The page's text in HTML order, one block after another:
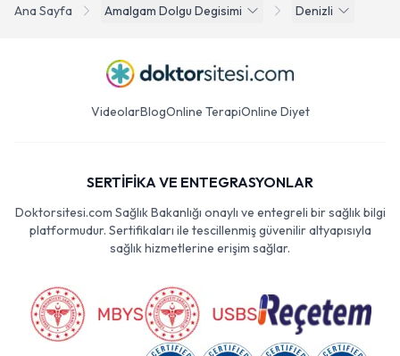
Ana Sayfa Amalgam Dolgu Degisimi Denizli
VideolarBlogOnline TerapiOnline Diyet
SERTİFİKA VE ENTEGRASYONLAR
Doktorsitesi.com Sağlık Bakanlığı onaylı ve entegreli bir sağlık bilgi
platformudur. Sertifikaları ile tescillenmiş güvenilir altyapısıyla
sağlık hizmetlerine erişim sağlar.